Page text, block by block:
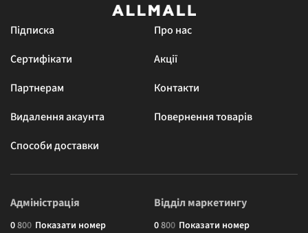
Підписка
Про нас
Сертифікати
Акції
Партнерам
Контакти
Видалення акаунта
Повернення товарів
Способи доставки
Адміністрація
0800 Показати номер
Відділ маркетингу
0800 Показати номер